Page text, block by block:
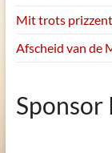
Mit trots
Afscheid van de
Sponsor